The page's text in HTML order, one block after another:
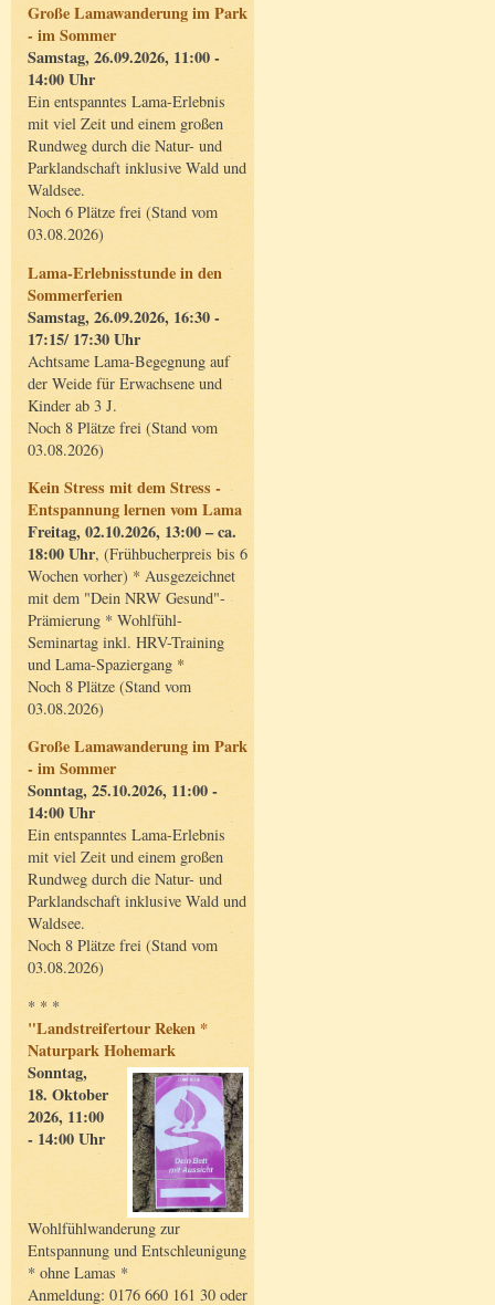
Große Lamawanderung im Park
- im Sommer
Samstag, 26.09.2026, 11:00 -
14:00 Uhr
Ein entspanntes Lama-Erlebnis
mit viel Zeit und einem großen
Rundweg durch die Natur- und
Parklandschaft inklusive Wald und
Waldsee.
Noch 6 Plätze frei (Stand vom
03.08.2026)
Lama-Erlebnisstunde in den
Sommerferien
Samstag, 26.09.2026, 16:30 -
17:15/ 17:30 Uhr
Achtsame Lama-Begegnung auf
der Weide für Erwachsene und
Kinder ab 3 J.
Noch 8 Plätze frei (Stand vom
03.08.2026)
Kein Stress mit dem Stress -
Entspannung lernen vom Lama
Freitag, 02.10.2026, 13:00 – ca.
18:00 Uhr, (Frühbucherpreis bis 6
Wochen vorher) * Ausgezeichnet
mit dem "Dein NRW Gesund"-
Prämierung * Wohlfühl-
Seminartag inkl. HRV-Training
und Lama-Spaziergang *
Noch 8 Plätze (Stand vom
03.08.2026)
Große Lamawanderung im Park
- im Sommer
Sonntag, 25.10.2026, 11:00 -
14:00 Uhr
Ein entspanntes Lama-Erlebnis
mit viel Zeit und einem großen
Rundweg durch die Natur- und
Parklandschaft inklusive Wald und
Waldsee.
Noch 8 Plätze frei (Stand vom
03.08.2026)
* * *
"Landstreifertour Reken *
Naturpark Hohemark
Sonntag,
18. Oktober
2026, 11:00
- 14:00 Uhr
Wohlfühlwanderung zur
Entspannung und Entschleunigung
* ohne Lamas *
Anmeldung: 0176 660 161 30 oder